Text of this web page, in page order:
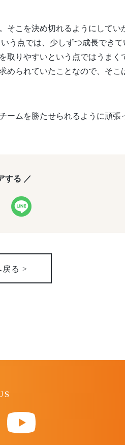
こを決め切れるようにしてい
う点では、少しずつ成長でき
りやすいという点ではうまく
られていたことなので、そこ
ムを勝たせられるように頑張
する ／
戻る >